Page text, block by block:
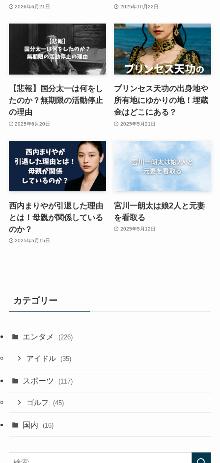
2026年6月21日 2025年10月22日
【悲報】国分太一は何をし
たのか？無期限の活動停止
の理由
2025年6月20日
プリンセス天功の出身地や
所有地にゆかりの地！埋蔵
金はどこにある？
2025年5月21日
西内まりやが引退した理由
とは！母親が関係している
のか？
2025年5月15日
宮川一朗太は娘2人と元妻
を看取る
2025年5月12日
カテゴリー
エンタメ (226)
アイドル (35)
スポーツ (117)
ゴルフ (45)
国内 (16)